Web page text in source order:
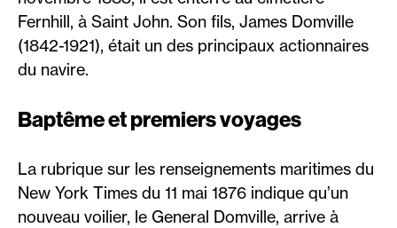
Fernhill, à Saint John. Son fils, James Domville
(1842-1921), était un des principaux actionnaires
du navire.
Baptême et premiers voyages
La rubrique sur les renseignements maritimes du
New York Times du 11 mai 1876 indique qu’un
nouveau voilier, le General Domville, arrive à